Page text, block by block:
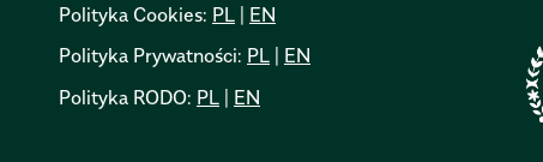
Polityka Cookies: PL | EN
Polityka Prywatności: PL
EN
Polityka RODO: PL | EN